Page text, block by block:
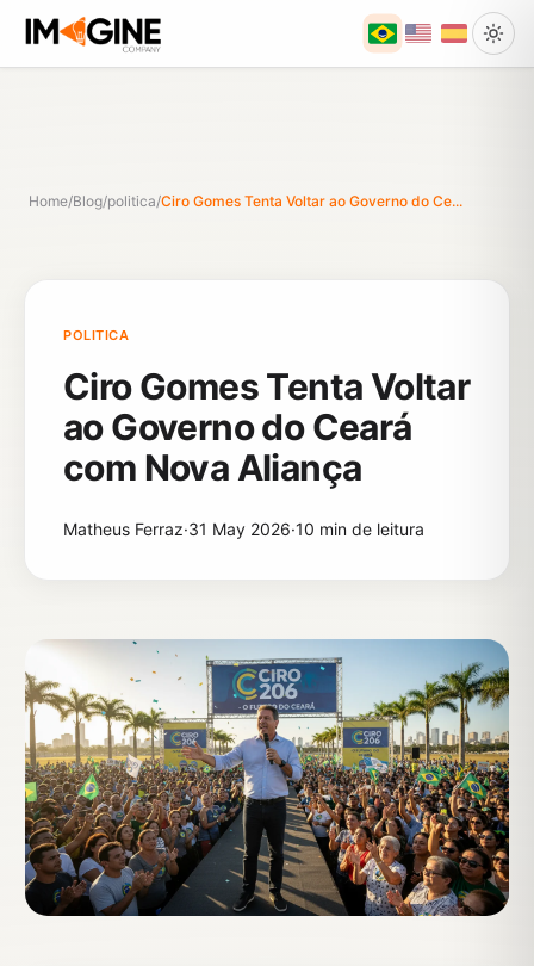
Home/Blog/politica/Ciro Gomes Tenta Voltar ao Governo do Ce...
POLITICA
Ciro Gomes Tenta Voltar
ao Governo do Ceará
com Nova Aliança
Matheus Ferraz·31 May 2026·10 min de leitura